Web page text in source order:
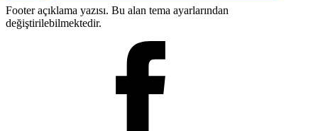
Footer açıklama yazısı. Bu alan tema ayarlarından
değiştirilebilmektedir.